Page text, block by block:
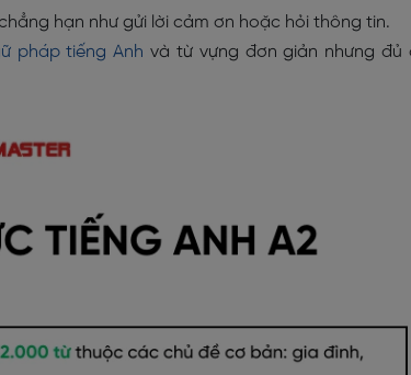
hạn như gửi lời cảm ơn hoặc hỏi thông tin.
pháp tiếng Anh và từ vựng đơn giản nhưng đủ